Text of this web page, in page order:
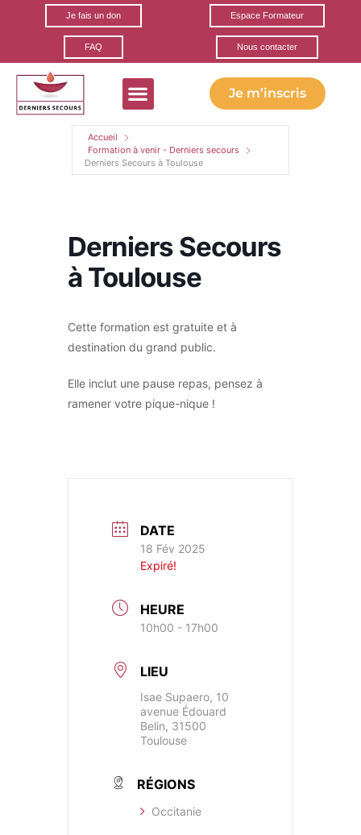
Je fais un don Espace Formateur
FAQ Nous contacter
Je m’inscris
Accueil
Formation à venir - Derniers secours
Derniers Secours à Toulouse
Derniers Secours
à Toulouse
Cette formation est gratuite et à
destination du grand public.
Elle inclut une pause repas, pensez à
ramener votre pique-nique !
DATE
18 Fév 2025
Expiré!
HEURE
10h00 - 17h00
LIEU
Isae Supaero, 10
avenue Édouard
Belin, 31500
Toulouse
RÉGIONS
Occitanie